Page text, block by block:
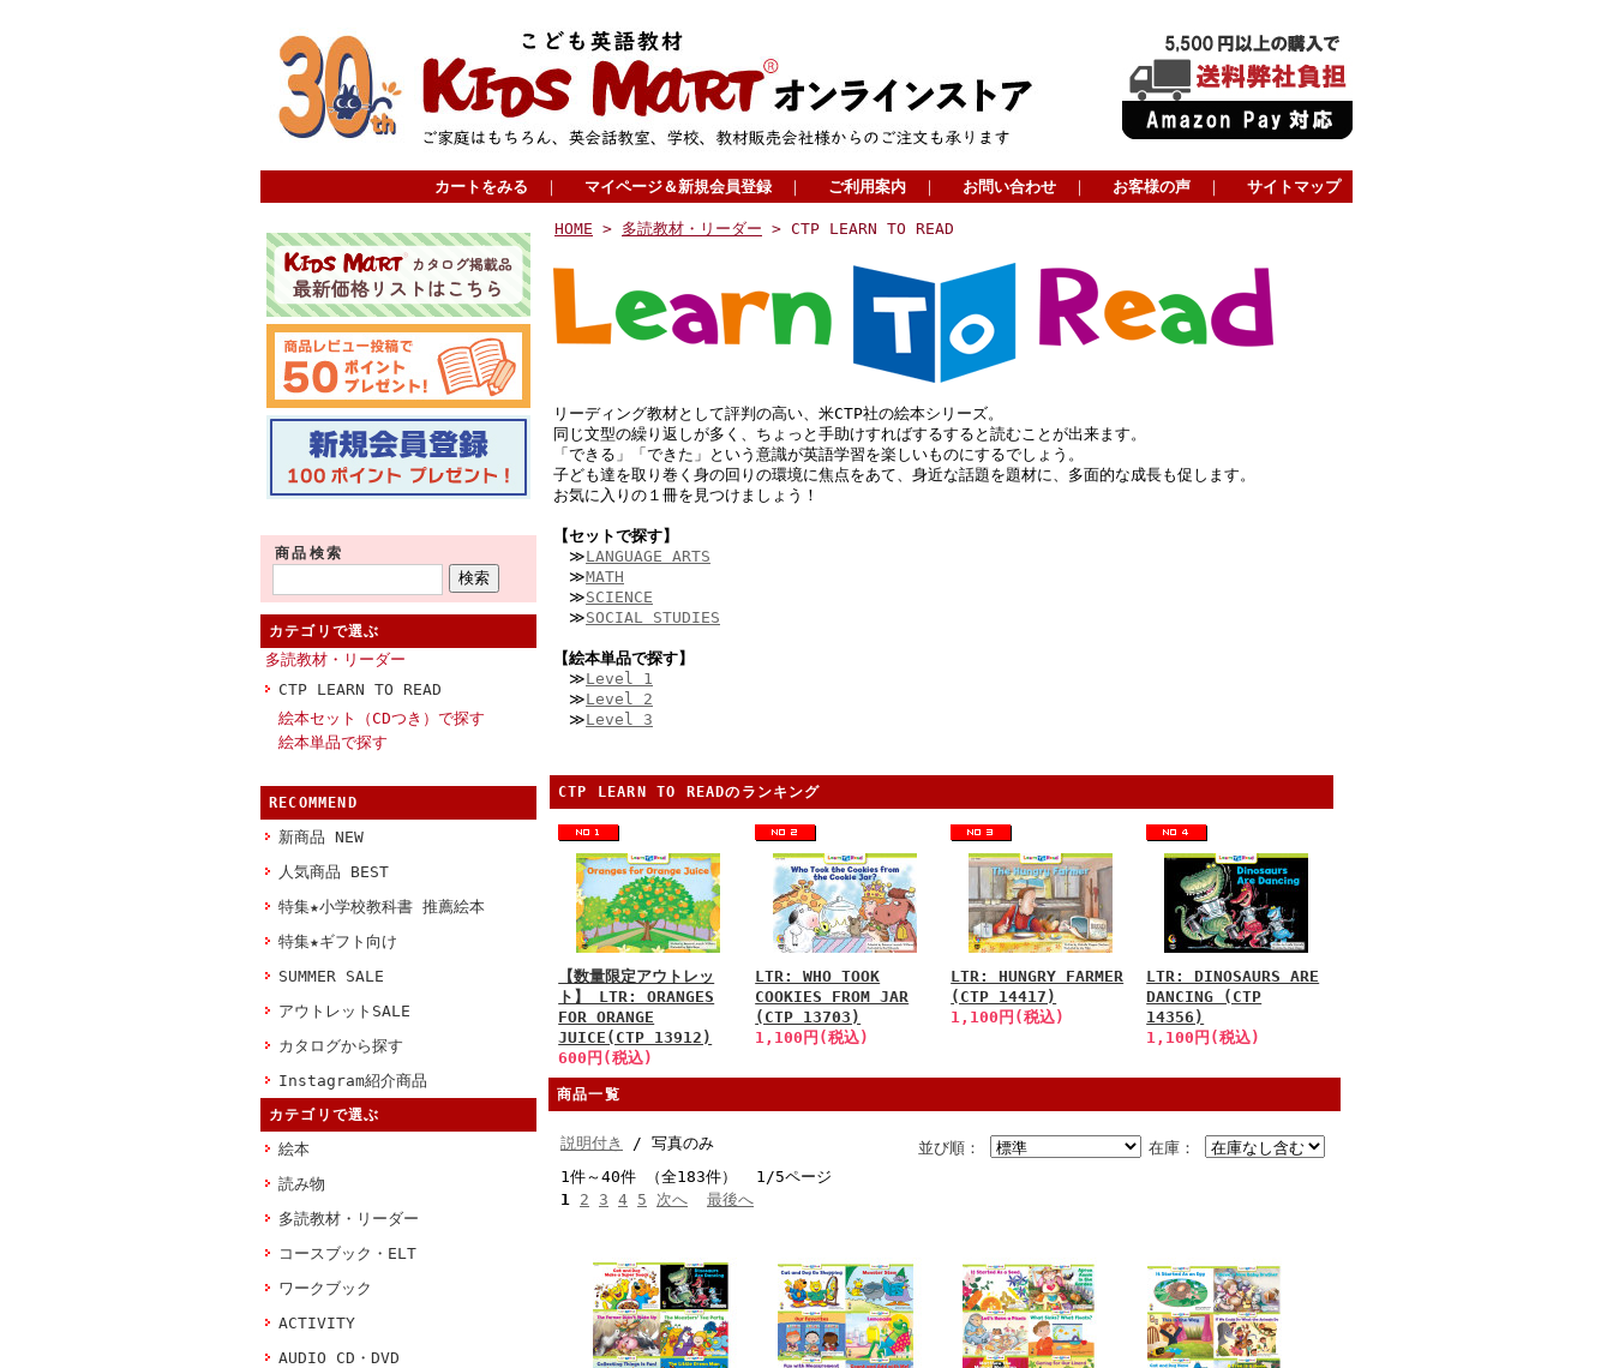
カートをみる ｜ マイページ＆新規会員登録 ｜ ご利用案内 ｜ お問い合わせ ｜ お客様の声 ｜ サイトマップ
商品検索
カテゴリで選ぶ
多読教材・リーダー
CTP LEARN TO READ
絵本セット（CDつき）で探す
絵本単品で探す
RECOMMEND
新商品 NEW
人気商品 BEST
特集★小学校教科書 推薦絵本
特集★ギフト向け
SUMMER SALE
アウトレットSALE
カタログから探す
Instagram紹介商品
カテゴリで選ぶ
絵本
読み物
多読教材・リーダー
コースブック・ELT
ワークブック
ACTIVITY
AUDIO CD・DVD
HOME > 多読教材・リーダー > CTP LEARN TO READ
リーディング教材として評判の高い、米CTP社の絵本シリーズ。
同じ文型の繰り返しが多く、ちょっと手助けすればするすると読むことが出来ます。
「できる」「できた」という意識が英語学習を楽しいものにするでしょう。
子ども達を取り巻く身の回りの環境に焦点をあて、身近な話題を題材に、多面的な成長も促します。
お気に入りの１冊を見つけましょう！
【セットで探す】
≫LANGUAGE ARTS
≫MATH
≫SCIENCE
≫SOCIAL STUDIES
【絵本単品で探す】
≫Level 1
≫Level 2
≫Level 3
CTP LEARN TO READのランキング
【数量限定アウトレッ
ト】 LTR: ORANGES
FOR ORANGE
JUICE(CTP 13912)
600円(税込)
LTR: WHO TOOK
COOKIES FROM JAR
(CTP 13703)
1,100円(税込)
LTR: HUNGRY FARMER
(CTP 14417)
1,100円(税込)
LTR: DINOSAURS ARE
DANCING (CTP
14356)
1,100円(税込)
商品一覧
在庫：
並び順：
説明付き
/ 写真のみ
1件～40件 （全183件） 1/5ページ
1 2 3 4 5 次へ 最後へ